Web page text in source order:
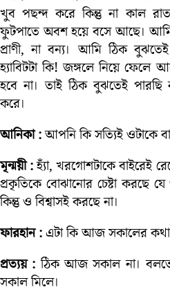
খুব পছন্দ করে কিন্তু না কাল রাত
ফুটপাতে অবশ হয়ে বসে আছে।
প্রাণী, না বন্য। আমি ঠিক
হ্যাবিটটা কি! জঙ্গলে নিয়ে
হবে না। তাই ঠিক বুঝতেই
করে।
আনিকা :আপনি কি সত্যিই ওটাকে
মৃন্ময়ী :হ্যাঁ, খরগোশটাকে বাইরেই
প্রকৃতিকে বোঝানোর চেষ্টা করছে
কিন্তু ও বিশ্বাসই করছে না।
ফারহান :এটা কি আজ সকালের
প্রত্যয় : ঠিক আজ সকাল না।
সকাল মিলে।